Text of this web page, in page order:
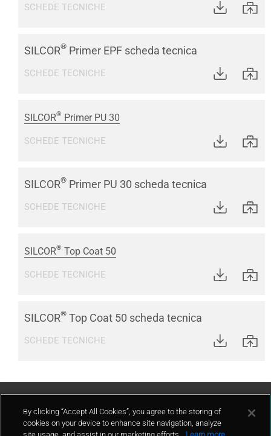
SCHEDE TECNICHE
SILCOR® Primer EPF scheda tecnica
SCHEDE TECNICHE
SILCOR® Primer PU 30
SCHEDE TECNICHE
SILCOR® Primer PU 30 scheda tecnica
SCHEDE TECNICHE
SILCOR® Top Coat 50
SCHEDE TECNICHE
SILCOR® Top Coat 50 scheda tecnica
SCHEDE TECNICHE
Contattaci
By clicking “Accept All Cookies”, you agree to the storing of
cookies on your device to enhance site navigation, analyze